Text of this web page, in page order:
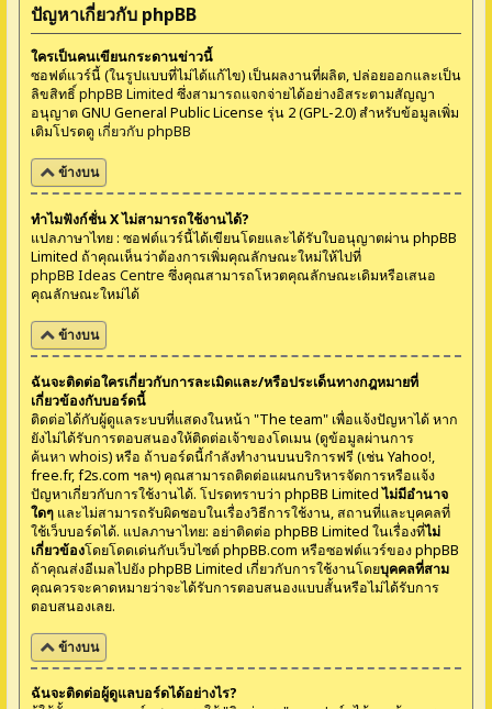
ปัญหาเกี่ยวกับ phpBB
ใครเป็นคนเขียนกระดานข่าวนี้
ซอฟต์แวร์นี้ (ในรูปแบบที่ไม่ได้แก้ไข) เป็นผลงานที่ผลิต, ปล่อยออกและเป็น
ลิขสิทธิ์phpBB Limited ซึ่งสามารถแจกจ่ายได้อย่างอิสระตามสัญญา
อนุญาต GNU General Public License รุ่น 2 (GPL-2.0) สำหรับข้อมูลเพิ่ม
เติมโปรดดู เกี่ยวกับ phpBB
ข้างบน
ทำไมฟังก์ชั่น X ไม่สามารถใช้งานได้?
แปลภาษาไทย : ซอฟต์แวร์นี้ได้เขียนโดยและได้รับใบอนุญาตผ่าน phpBB
Limited ถ้าคุณเห็นว่าต้องการเพิ่มคุณลักษณะใหม่ให้ไปที่
phpBB Ideas Centre ซึ่งคุณสามารถโหวตคุณลักษณะเดิมหรือเสนอ
คุณลักษณะใหม่ได้
ข้างบน
ฉันจะติดต่อใครเกี่ยวกับการละเมิดและ/หรือประเด็นทางกฎหมายที่
เกี่ยวข้องกับบอร์ดนี้
ติดต่อได้กับผู้ดูแลระบบที่แสดงในหน้า "The team" เพื่อแจ้งปัญหาได้ หาก
ยังไม่ได้รับการตอบสนองให้ติดต่อเจ้าของโดเมน (ดูข้อมูลผ่านการ
ค้นหา whois) หรือ ถ้าบอร์ดนี้กำลังทำงานบนบริการฟรี (เช่น Yahoo!,
free.fr, f2s.com ฯลฯ) คุณสามารถติดต่อแผนกบริหารจัดการหรือแจ้ง
ปัญหาเกี่ยวกับการใช้งานได้. โปรดทราบว่า phpBB Limitedไม่มีอำนาจ
ใดๆ และไม่สามารถรับผิดชอบในเรื่องวิธีการใช้งาน, สถานที่และบุคคลที่
ใช้เว็บบอร์ดได้. แปลภาษาไทย: อย่าติดต่อ phpBB Limited ในเรื่องที่ไม่
เกี่ยวข้องโดยโดดเด่นกับเว็บไซต์ phpBB.com หรือซอฟต์แวร์ของ phpBB
ถ้าคุณส่งอีเมลไปยัง phpBB Limited เกี่ยวกับการใช้งานโดยบุคคลที่สาม
คุณควรจะคาดหมายว่าจะได้รับการตอบสนองแบบสั้นหรือไม่ได้รับการ
ตอบสนองเลย.
ข้างบน
ฉันจะติดต่อผู้ดูแลบอร์ดได้อย่างไร?